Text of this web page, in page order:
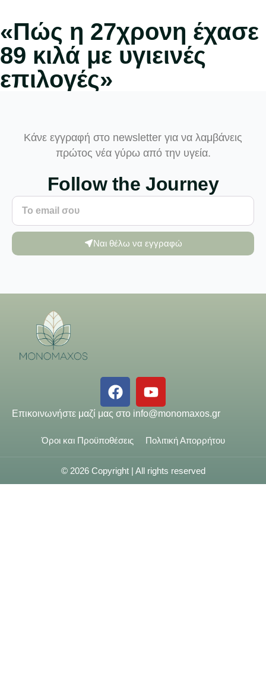
«Πώς η 27χρονη έχασε
89 κιλά με υγιεινές
επιλογές»
Κάνε εγγραφή στο newsletter για να λαμβάνεις
πρώτος νέα γύρω από την υγεία.
Follow the Journey
Ναι θέλω να εγγραφώ
Επικοινωνήστε μαζί μας στο info@monomaxos.gr
Όροι και Προϋποθέσεις Πολιτική Απορρήτου
© 2026 Copyright | All rights reserved